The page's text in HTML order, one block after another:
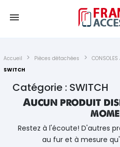
Accueil Pièces détachées CONSOLES
SWITCH
Catégorie : SWITCH
Aucun produit
Restez à l'écoute! D'autres
au fur et à mesure